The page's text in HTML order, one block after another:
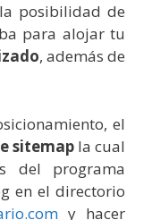
posibilidad de
para alojar tu
, además de
el
sitemap la cual
del programa
en el directorio
y hacer